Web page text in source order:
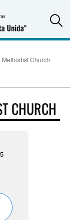
Church
CHURCH